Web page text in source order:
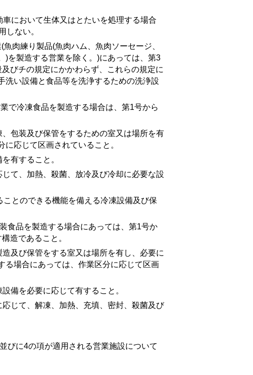
において生体又はとたいを処理する場合
しない。
肉練り製品(魚肉ハム、魚肉ソーセージ、
を製造する営業を除く。)にあっては、 第3
及びチの規定にかかわらず、これらの規定に
洗い設備と食品等を洗浄するための洗浄設
冷凍食品を製造する場合は、 第1号から
装及び保管をするための室又は場所を有
応じて区画されていること。
有すること。
、加熱、殺菌、放冷及び冷却に必要な設
のできる機能を備える冷凍設備及び保
品を製造する場合にあっては、 第1号か
造であること。
び保管をする室又は場所を有し、必要に
る場合にあっては、作業区分に応じて区画
を必要に応じて有すること。
て、解凍、加熱、充填、密封、殺菌及び
びに4の項が適用される営業施設について